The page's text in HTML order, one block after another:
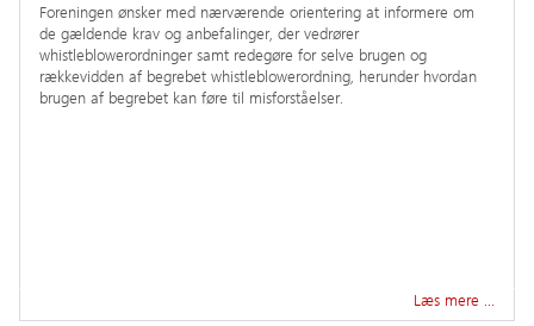
Foreningen ønsker med nærværende orientering at informere om
de gældende krav og anbefalinger, der vedrører
whistleblowerordninger samt redegøre for selve brugen og
rækkevidden af begrebet whistleblowerordning, herunder hvordan
brugen af begrebet kan føre til misforståelser.
Læs mere …